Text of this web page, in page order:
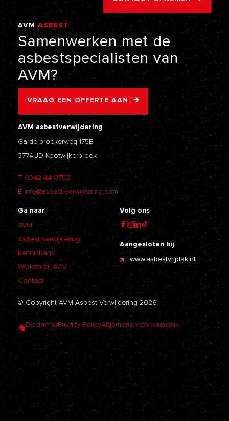
AVM ASBEST
VERWIJDERING
Samenwerken met de
asbestspecialisten van
AVM?
VRAAG EEN OFFERTE AAN
AVM asbestverwijdering
Garderbroekerweg 175B
3774 JD Kootwijkerbroek
T 0342 44 0753
E info@asbest-verwijdering.com
Ga naar
AVM
Asbest verwijdering
Kennisbank
Werken bij AVM
Contact
Volg ons
Aangesloten bij
www.asbestvrijdak.nl
© Copyright AVM Asbest Verwijdering 2026
DisclaimerPrivacy PolicyAlgemene voorwaarden